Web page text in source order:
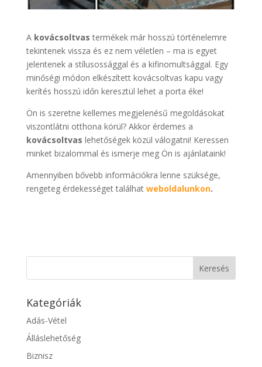
A kovácsoltvas termékek már hosszú történelemre
tekintenek vissza és ez nem véletlen – ma is egyet
jelentenek a stílusossággal és a kifinomultsággal. Egy
minőségi módon elkészített kovácsoltvas kapu vagy
kerítés hosszú időn keresztül lehet a porta éke!
Ön is szeretne kellemes megjelenésű megoldásokat
viszontlátni otthona körül? Akkor érdemes a
kovácsoltvas lehetőségek közül válogatni! Keressen
minket bizalommal és ismerje meg Ön is ajánlataink!
Amennyiben bővebb információkra lenne szüksége,
rengeteg érdekességet találhat weboldalunkon.
Kategóriák
Adás-Vétel
Álláslehetőség
Biznisz